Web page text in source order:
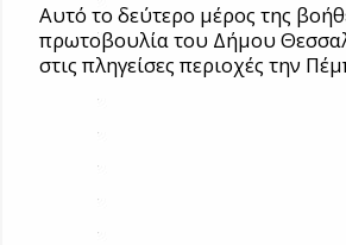
Αυτό το δεύτερο μέρος της
πρωτοβουλία του Δήμου
στις πληγείσες περιοχές την